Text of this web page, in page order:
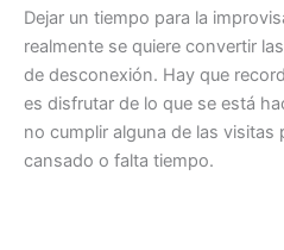
Dejar un tiempo para la
realmente se quiere convertir
de desconexión. Hay que
es disfrutar de lo que se está
no cumplir alguna de las visitas
cansado o falta tiempo.